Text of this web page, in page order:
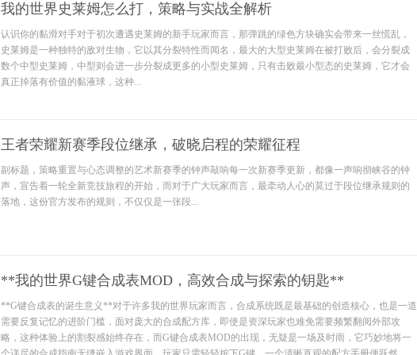
我的世界史莱姆怎么打，策略与实战全解析
认识你的黏滑对手对于初次遭遇史莱姆的新手玩家而言，那弹跳的绿色方块确实会带来一丝慌乱，
史莱姆是一种独特的敌对生物，它以其分裂特性而闻名，最大的大型史莱姆在被打败后，会分裂成
数个中型史莱姆，中型则会进一步分裂成更多的小型史莱姆，只有击败最小型态的史莱姆，它才会
真正掉落有价值的黏液球，这种...
王者荣耀新赛季段位继承，破晓启程的荣耀征程
副标题，策略重置与心态调整的艺术新赛季的钟声敲响每一次新赛季更新，都像一声响彻峡谷的钟
声，宣告着一轮全新竞技旅程的开始，而对于广大玩家而言，最牵动人心的莫过于段位继承规则的
落地，这份官方发布的规则，不仅仅是一张段...
**我的世界G键合成表MOD，高效合成与探索的钥匙**
**G键合成表的诞生意义**对于许多我的世界玩家而言，合成系统既是最基础的创造核心，也是一道
需要反复记忆的进阶门槛，面对庞大的合成配方库，即使是资深玩家也难免需要频繁翻阅外部攻
略，这种体验上的割裂感始终存在，而G键合成表MOD的出现，无疑是一场及时雨，它巧妙地将一